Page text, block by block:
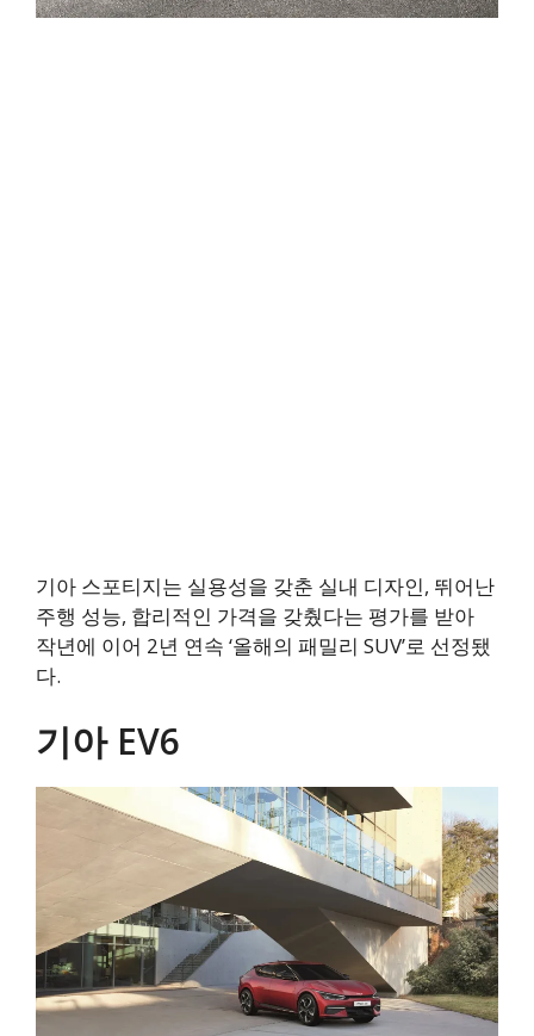
기아 스포티지는 실용성을 갖춘 실내 디자인, 뛰어난
주행 성능, 합리적인 가격을 갖췄다는 평가를 받아
작년에 이어 2년 연속 ‘올해의 패밀리 SUV’로 선정됐
다.
기아 EV6